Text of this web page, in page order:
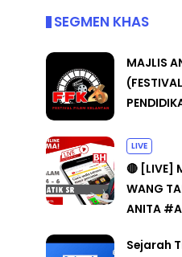
SEGMEN KHAS
MAJLIS
LIVE
🔴 [LIVE]
WANG
ANITA
Sejarah